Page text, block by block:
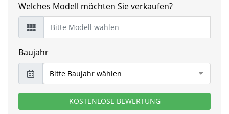
Welches Modell möchten Sie verkaufen?
Baujahr
KOSTENLOSE BEWERTUNG